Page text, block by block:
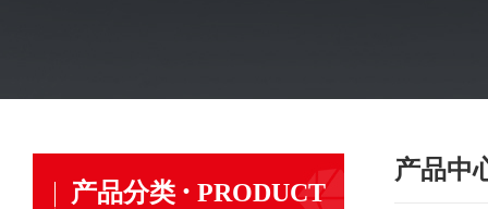
产品分类 · PRODUCT
产品中